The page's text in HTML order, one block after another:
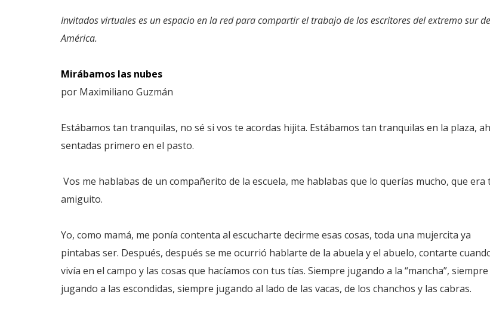
Invitados virtuales es un espacio en la red para compartir el trabajo de los escritores del extremo sur de
América.
Mirábamos las nubes
por Maximiliano Guzmán
Estábamos tan tranquilas, no sé si vos te acordas hijita. Estábamos tan tranquilas en la plaza,
sentadas primero en el pasto.
Vos me hablabas de un compañerito de la escuela, me hablabas que lo querías mucho, que era
amiguito.
Yo, como mamá, me ponía contenta al escucharte decirme esas cosas, toda una mujercita ya
pintabas ser. Después, después se me ocurrió hablarte de la abuela y el abuelo, contarte
vivía en el campo y las cosas que hacíamos con tus tías. Siempre jugando a la “mancha”, siempre
jugando a las escondidas, siempre jugando al lado de las vacas, de los chanchos y las cabras.